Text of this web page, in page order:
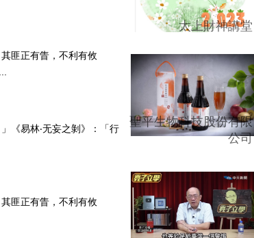
匪正有眚，不利有攸
《易林‧无妄之剝》：「行
匪正有眚，不利有攸
太上財神講堂
聖平生物科技股份有限
公司